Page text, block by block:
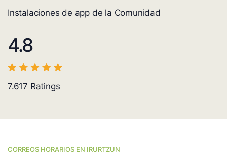
Instalaciones de app de la Comunidad
4.8
7.617 Ratings
CORREOS HORARIOS EN IRURTZUN